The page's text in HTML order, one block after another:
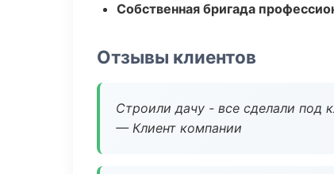
Собственная бригада
Отзывы клиентов
Строили дачу - все сделали под
— Клиент компании